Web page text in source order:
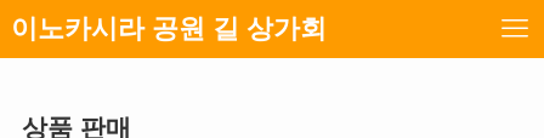
이노카시라 공원 길 상가회
상품 판매